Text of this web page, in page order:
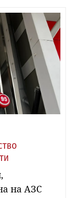
на АЗС